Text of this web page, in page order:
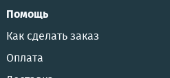
Помощь
Как сделать заказ
Оплата